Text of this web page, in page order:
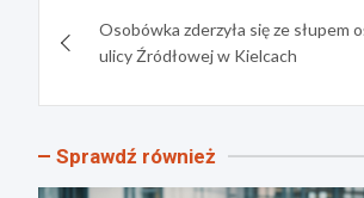
wpisuOsobówka zderzyła się ze słupem
ulicy Źródłowej w Kielcach
Sprawdź również